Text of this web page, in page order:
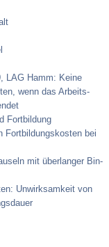
LAG Hamm: Kei­ne
wenn das Ar­beits­
Fort­bil­dung
Fort­bil­dungs­kos­ten bei
mit über­lan­ger Bin­
Un­wirk­sam­keit von